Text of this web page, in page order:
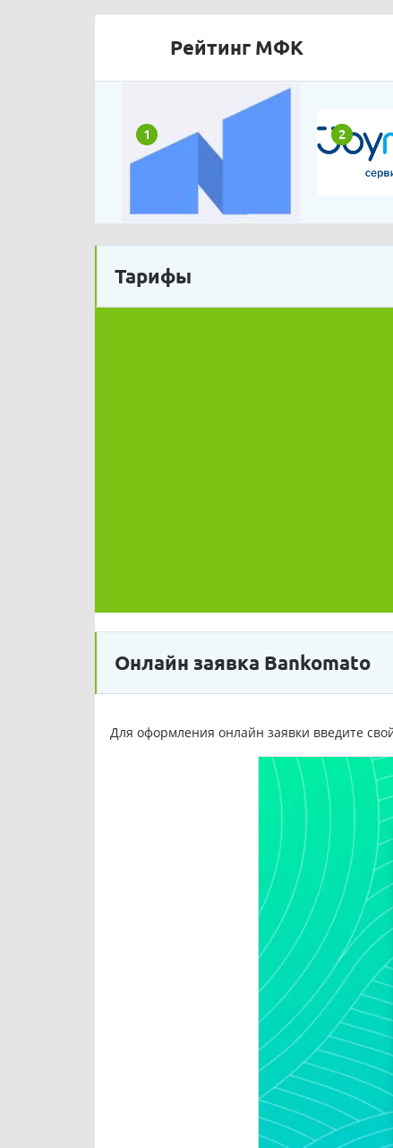
Рейтинг МФК
1 2
Тарифы
Онлайн заявка Bankomato
Для оформления онлайн заявки введите